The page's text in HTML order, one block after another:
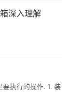
类型包括类.数
到此值类型所实现
深入理解
执行的操作. 1. 装